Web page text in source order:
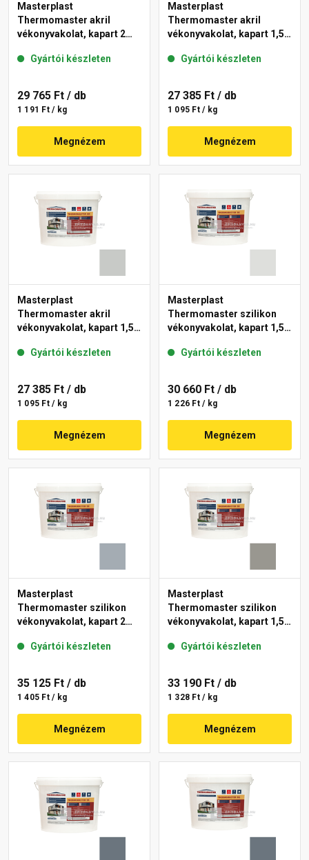
Masterplast
Thermomaster akril
vékonyvakolat, kapart 2
Gyártói készleten
29 765 Ft / db
1 191 Ft / kg
Megnézem
Masterplast
Thermomaster akril
vékonyvakolat, kapart 1,5
Gyártói készleten
27 385 Ft / db
1 095 Ft / kg
Megnézem
Masterplast
Thermomaster akril
vékonyvakolat, kapart 1,5
Gyártói készleten
27 385 Ft / db
1 095 Ft / kg
Megnézem
Masterplast
Thermomaster szilikon
vékonyvakolat, kapart 1,5
Gyártói készleten
30 660 Ft / db
1 226 Ft / kg
Megnézem
Masterplast
Thermomaster szilikon
vékonyvakolat, kapart 2
Gyártói készleten
35 125 Ft / db
1 405 Ft / kg
Megnézem
Masterplast
Thermomaster szilikon
vékonyvakolat, kapart 1,5
Gyártói készleten
33 190 Ft / db
1 328 Ft / kg
Megnézem